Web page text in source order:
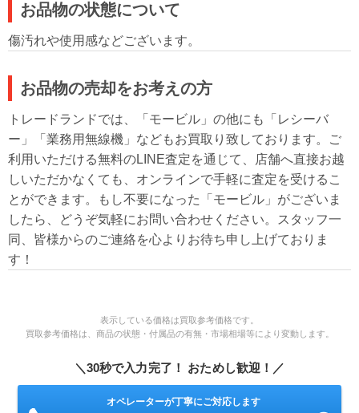
お品物の状態について
傷汚れや使用感などございます。
お品物の売却をお考えの方
トレードランドでは、「モービル」の他にも「レシーバ
ー」「業務用無線機」などもお買取り致しております。ご
利用いただける無料のLINE査定を通じて、店舗へ直接お越
しいただかなくても、オンラインで手軽に査定を受けるこ
とができます。もし不要になった「モービル」がございま
したら、どうぞ気軽にお問い合わせください。スタッフ一
同、皆様からのご連絡を心よりお待ち申し上げておりま
す！
表示している価格は買取参考価格です。
買取参考価格は、商品の状態・付属品の有無・市場相場等により変動します。
＼30秒で入力完了！ おためし歓迎！／
オペレーターが丁寧にご対応します